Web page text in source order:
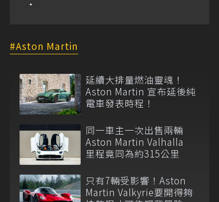
Aston Martin
延續大排量燃油靈魂！
Aston Martin 宣布延後純
電車發表時程！
同一車主一次出售兩輛
Aston Martin Valhalla
里程竟同為約315公里
只有7輛受影響！Aston
Martin Valkyrie要開得夠